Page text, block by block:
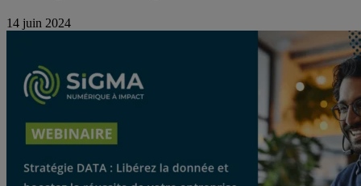
14 juin 2024